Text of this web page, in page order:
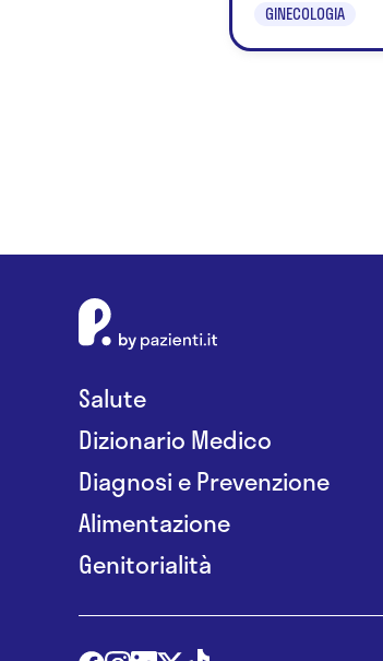
GINECOLOGIA
Salute
Dizionario Medico
Diagnosi e Prevenzione
Alimentazione
Genitorialità